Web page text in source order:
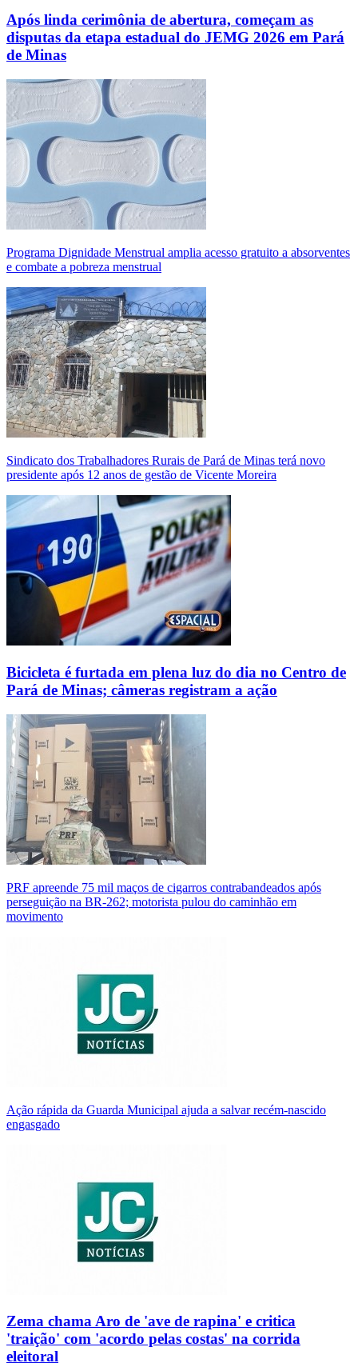
Após linda cerimônia de abertura, começam as
disputas da etapa estadual do JEMG 2026 em Pará
de Minas
Programa Dignidade Menstrual amplia acesso gratuito a absorventes
e combate a pobreza menstrual
Sindicato dos Trabalhadores Rurais de Pará de Minas terá novo
presidente após 12 anos de gestão de Vicente Moreira
Bicicleta é furtada em plena luz do dia no Centro de
Pará de Minas; câmeras registram a ação
PRF apreende 75 mil maços de cigarros contrabandeados após
perseguição na BR-262; motorista pulou do caminhão em
movimento
Ação rápida da Guarda Municipal ajuda a salvar recém-nascido
engasgado
Zema chama Aro de 'ave de rapina' e critica
'traição' com 'acordo pelas costas' na corrida
eleitoral